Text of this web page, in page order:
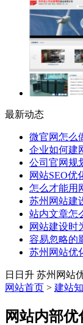
最新动态
微官网怎么
企业如何建
公司官网规
网站SEO优
怎么才能用
苏州网站建
站内文章怎
网站建设时
容易忽略的
苏州网站优
日日升 苏州网站
网站首页 > 建站
网站内部